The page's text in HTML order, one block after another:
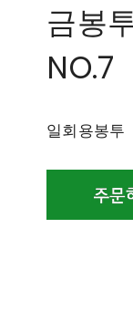
금봉
NO.7
일회용봉투